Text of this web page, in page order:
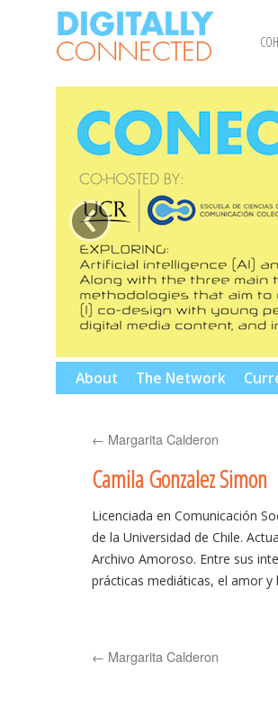
‹
Skip
content
About The Network
← Margarita Calderon
Camila Gonzalez Simon
Licenciada en Comunicación
de la Universidad de Chile.
Archivo Amoroso. Entre sus
prácticas mediáticas, el amor y
← Margarita Calderon